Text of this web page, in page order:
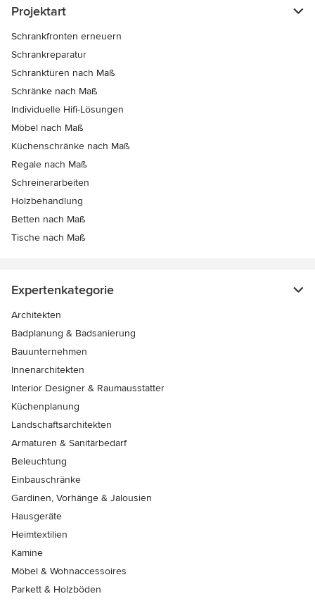
Projektart
Schrankfronten erneuern
Schrankreparatur
Schranktüren nach Maß
Schränke nach Maß
Individuelle Hifi-Lösungen
Möbel nach Maß
Küchenschränke nach Maß
Regale nach Maß
Schreinerarbeiten
Holzbehandlung
Betten nach Maß
Tische nach Maß
Expertenkategorie
Architekten
Badplanung & Badsanierung
Bauunternehmen
Innenarchitekten
Interior Designer & Raumausstatter
Küchenplanung
Landschaftsarchitekten
Armaturen & Sanitärbedarf
Beleuchtung
Einbauschränke
Gardinen, Vorhänge & Jalousien
Hausgeräte
Heimtextilien
Kamine
Möbel & Wohnaccessoires
Parkett & Holzböden